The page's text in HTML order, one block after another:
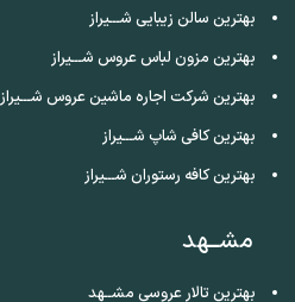
بهترین سالن زیبایی شـــیراز
بهترین مزون لباس عروس شـــیراز
بهترین شرکت اجاره ماشین عروس شـــیراز
بهترین کافی شاپ شـــیراز
بهترین کافه رستوران شـــیراز
مشــهد
بهترین تالار عروسی مشــهد